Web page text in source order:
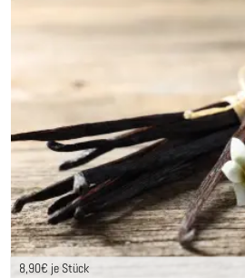
8,90€ je Stück